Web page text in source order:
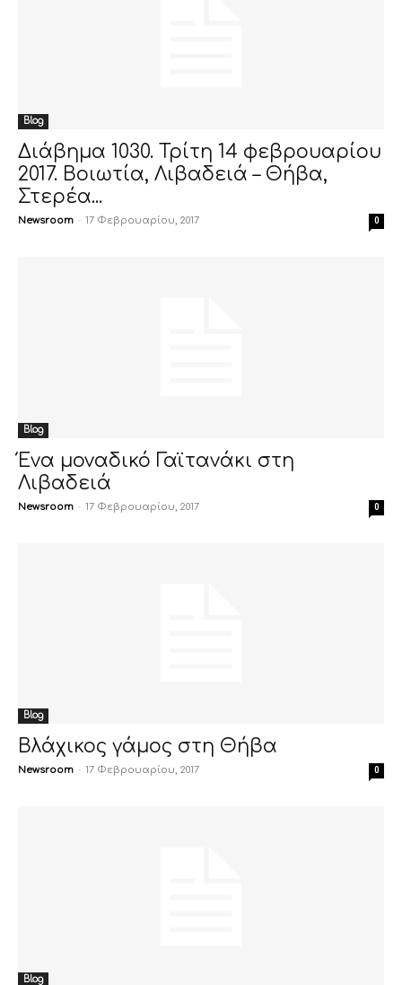
Blog
Διάβημα 1030. Τρίτη 14 φεβρουαρίου
2017. Βοιωτία, Λιβαδειά – Θήβα,
Στερέα...
Newsroom - 17 Φεβρουαρίου, 2017 0
Blog
Ένα μοναδικό Γαϊτανάκι στη
Λιβαδειά
Newsroom - 17 Φεβρουαρίου, 2017 0
Blog
Βλάχικος γάμος στη Θήβα
Newsroom - 17 Φεβρουαρίου, 2017 0
Blog